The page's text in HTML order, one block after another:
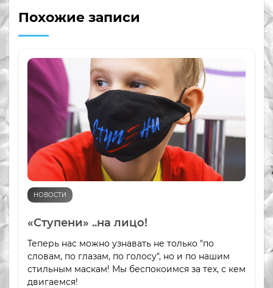
Похожие записи
НОВОСТИ
«Ступени» ..на лицо!
Теперь нас можно узнавать не только "по
словам, по глазам, по голосу", но и по нашим
стильным маскам! Мы беспокоимся за тех, с кем
двигаемся!